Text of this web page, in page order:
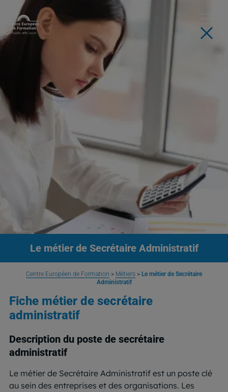
Le métier de Secrétaire Administratif
Centre Européen de Formation > Métiers > Le métier de Secrétaire
Administratif
Fiche métier de secrétaire
administratif
Description du poste de secrétaire
administratif
Le métier de Secrétaire Administratif est un poste clé
au sein des entreprises et des organisations. Les